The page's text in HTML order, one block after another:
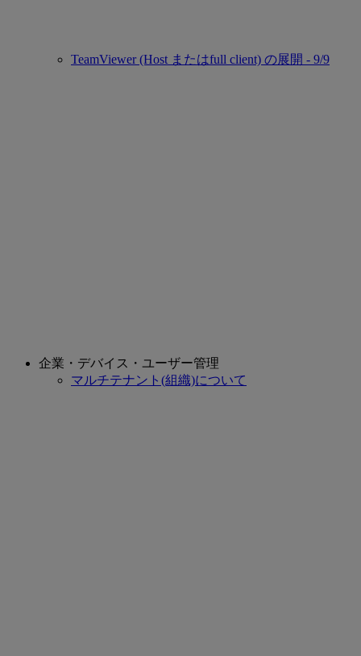
TeamViewer (Host またはfull client) の展開 - 9/9
企業・デバイス・ユーザー管理
マルチテナント(組織)について